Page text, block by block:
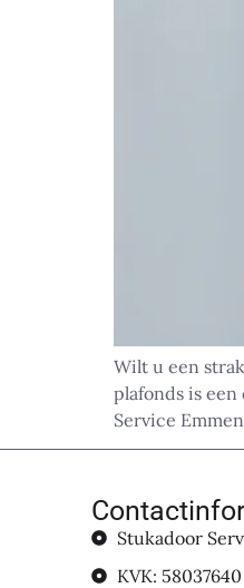
Wilt u een
plafonds is
Service
Stukadoor
KVK: 58037640